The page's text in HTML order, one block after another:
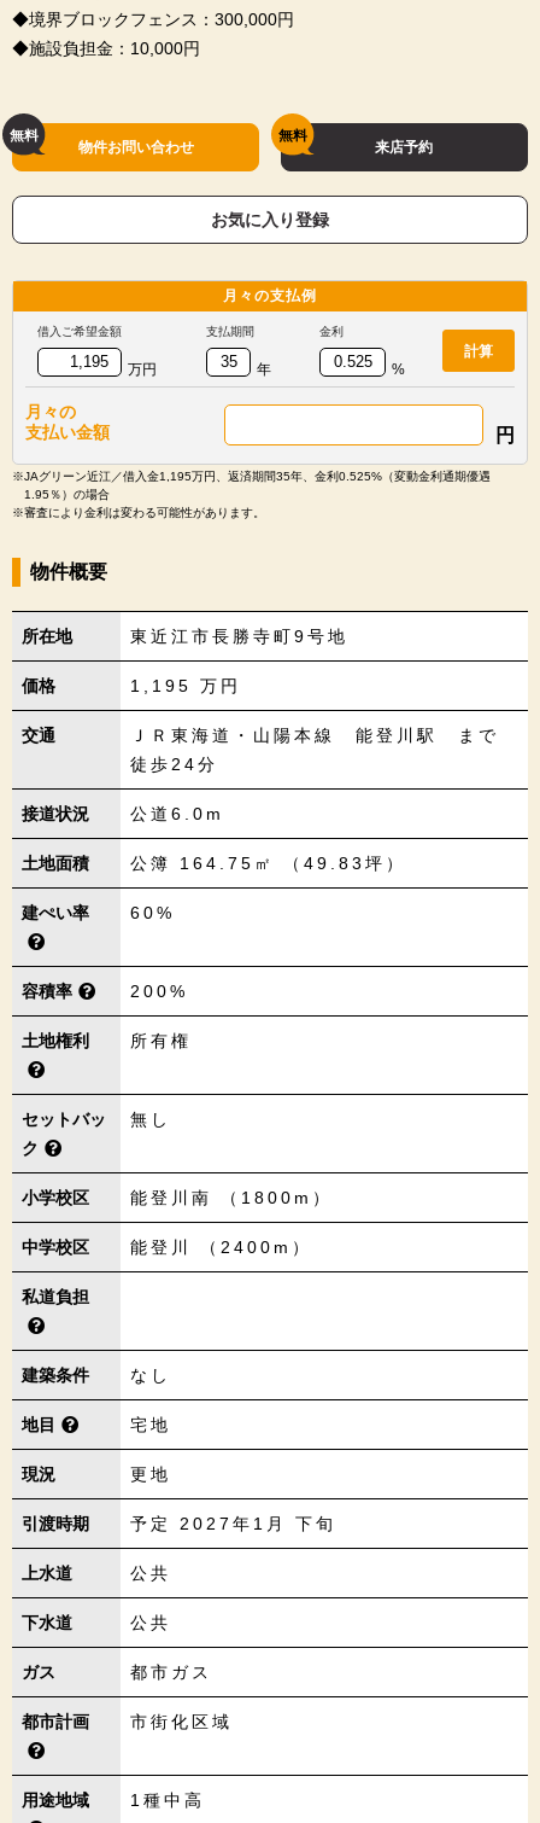
◆境界ブロックフェンス：300,000円
◆施設負担金：10,000円
物件お問い合わせ 来店予約
お気に入り登録
月々の支払例
借入ご希望金額
万円
支払期間
年
金利
%
計算
月々の
支払い金額
円
※JAグリーン近江／借入金1,195万円、返済期間35年、金利0.525%（変動金利通期優遇
1.95％）の場合
※審査により金利は変わる可能性があります。
物件概要
所在地 東近江市長勝寺町9号地
価格 1,195 万円
交通
ＪＲ東海道・山陽本線 能登川駅 まで
徒歩24分
接道状況 公道6.0m
土地面積 公簿 164.75㎡ （49.83坪）
建ぺい率 60%
容積率 200%
土地権利 所有権
セットバッ
ク
無し
小学校区 能登川南 （1800m）
中学校区 能登川 （2400m）
私道負担
建築条件 なし
地目 宅地
現況 更地
引渡時期 予定 2027年1月 下旬
上水道 公共
下水道 公共
ガス 都市ガス
都市計画 市街化区域
用途地域 1種中高